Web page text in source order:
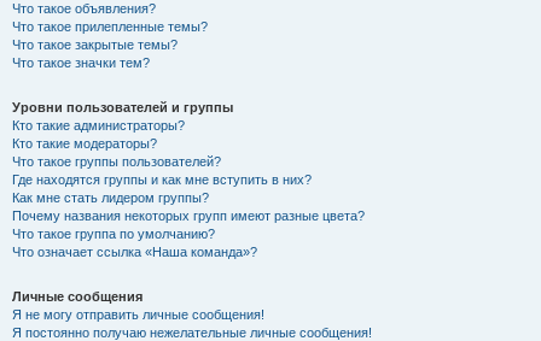
Что такое объявления?
Что такое прилепленные темы?
Что такое закрытые темы?
Что такое значки тем?
Уровни пользователей и группы
Кто такие администраторы?
Кто такие модераторы?
Что такое группы пользователей?
Где находятся группы и как мне вступить в них?
Как мне стать лидером группы?
Почему названия некоторых групп имеют разные цвета?
Что такое группа по умолчанию?
Что означает ссылка «Наша команда»?
Личные сообщения
Я не могу отправить личные сообщения!
Я постоянно получаю нежелательные личные сообщения!